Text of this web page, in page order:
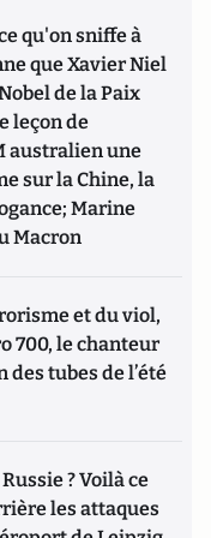
qu'on sniffe à
que Xavier Niel
de la Paix
leçon de
australien une
sur la Chine, la
Marine
Macron
et du viol,
700, le chanteur
des tubes de l’été
? Voilà ce
les attaques